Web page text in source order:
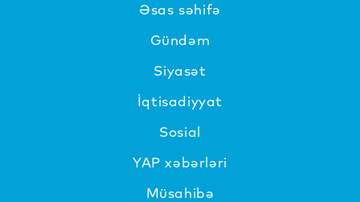
Əsas səhifə
Gündəm
Siyasət
İqtisadiyyat
Sosial
YAP xəbərləri
Müsahibə